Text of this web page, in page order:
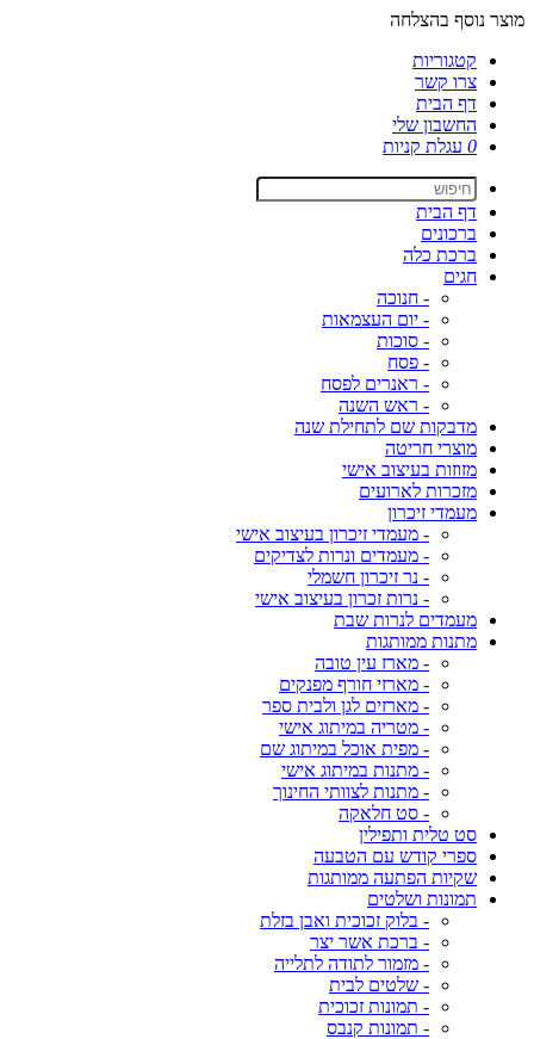
מוצר נוסף בהצלחה
קטגוריות
צרו קשר
דף הבית
החשבון שלי
0 עגלת קניות
דף הבית
ברכונים
ברכת כלה
חגים
- חנוכה
- יום העצמאות
- סוכות
- פסח
- ראנרים לפסח
- ראש השנה
מדבקות שם לתחילת שנה
מוצרי חריטה
מזוזות בעיצוב אישי
מזכרות לארועים
מעמדי זיכרון
- מעמדי זיכרון בעיצוב אישי
- מעמדים ונרות לצדיקים
- נר זיכרון חשמלי
- נרות זכרון בעיצוב אישי
מעמדים לנרות שבת
מתנות ממותגות
- מארז עין טובה
- מארזי חורף מפנקים
- מארזים לגן ולבית ספר
- מטריה במיתוג אישי
- מפית אוכל במיתוג שם
- מתנות במיתוג אישי
- מתנות לצוותי החינוך
- סט חלאקה
סט טלית ותפילין
ספרי קודש עם הטבעה
שקיות הפתעה ממותגות
תמונות ושלטים
- בלוק זכוכית ואבן בזלת
- ברכת אשר יצר
- מזמור לתודה לתלייה
- שלטים לבית
- תמונות זכוכית
- תמונות קנבס